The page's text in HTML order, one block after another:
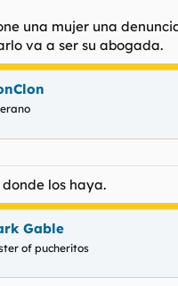
de forma violenta
discutian, pero nunca le ha
dan cierto miedo.
una mujer una
va a ser su abogada.
los haya.
Gable
of pucheritos